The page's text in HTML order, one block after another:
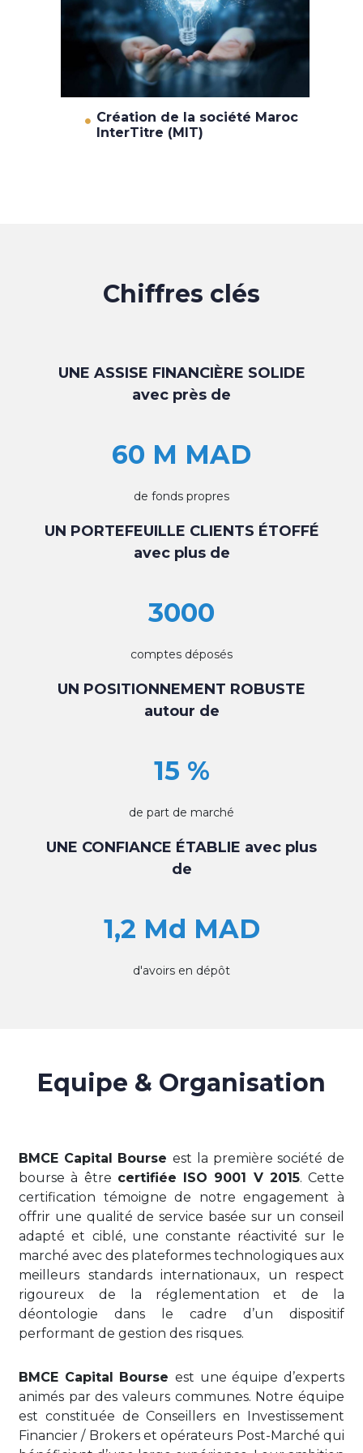
Création de la société Maroc
InterTitre (MIT)
Chiffres clés
UNE ASSISE FINANCIÈRE SOLIDE
avec près de
60 M MAD
de fonds propres
UN PORTEFEUILLE CLIENTS ÉTOFFÉ
avec plus de
3000
comptes déposés
UN POSITIONNEMENT ROBUSTE
autour de
15 %
de part de marché
UNE CONFIANCE ÉTABLIE avec plus
de
1,2 Md MAD
d'avoirs en dépôt
Equipe & Organisation
BMCE Capital Bourseest la première société de
bourse à être certifiée ISO 9001 V 2015. Cette
certification témoigne de notre engagement à
offrir une qualité de service basée sur un conseil
adapté et ciblé, une constante réactivité sur le
marché avec des plateformes technologiques aux
meilleurs standards internationaux, un respect
rigoureux de la réglementation et de la
déontologie dans le cadre d’un dispositif
performant de gestion des risques.
BMCE Capital Bourse est une équipe d’experts
animés par des valeurs communes. Notre équipe
est constituée de Conseillers en Investissement
Financier / Brokers et opérateurs Post-Marché qui